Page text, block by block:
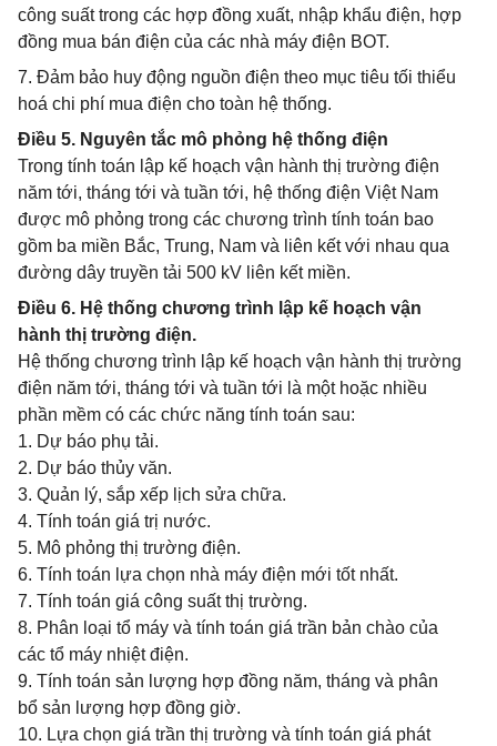
công suất trong các hợp đồng xuất, nhập khẩu điện, hợp
đồng mua bán điện của các nhà máy điện BOT.
7. Đảm bảo huy động nguồn điện theo mục tiêu tối thiểu
hoá chi phí mua điện cho toàn hệ thống.
Điều 5. Nguyên tắc mô phỏng hệ thống điện
Trong tính toán lập kế hoạch vận hành thị trường điện
năm tới, tháng tới và tuần tới, hệ thống điện Việt Nam
được mô phỏng trong các chương trình tính toán bao
gồm ba miền Bắc, Trung, Nam và liên kết với nhau qua
đường dây truyền tải 500 kV liên kết miền.
Điều 6. Hệ thống chương trình lập kế hoạch vận
hành thị trường điện.
Hệ thống chương trình lập kế hoạch vận hành thị trường
điện năm tới, tháng tới và tuần tới là một hoặc nhiều
phần mềm có các chức năng tính toán sau:
1. Dự báo phụ tải.
2. Dự báo thủy văn.
3. Quản lý, sắp xếp lịch sửa chữa.
4. Tính toán giá trị nước.
5. Mô phỏng thị trường điện.
6. Tính toán lựa chọn nhà máy điện mới tốt nhất.
7. Tính toán giá công suất thị trường.
8. Phân loại tổ máy và tính toán giá trần bản chào của
các tổ máy nhiệt điện.
9. Tính toán sản lượng hợp đồng năm, tháng và phân
bổ sản lượng hợp đồng giờ.
10. Lựa chọn giá trần thị trường và tính toán giá phát